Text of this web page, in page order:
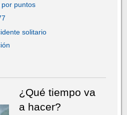
puntos
solitario
¿Qué tiempo va
a hacer?